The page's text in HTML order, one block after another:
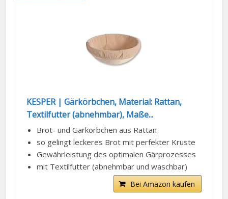
KESPER | Gärkörbchen, Material: Rattan,
Textilfutter (abnehmbar), Maße...
Brot- und Gärkörbchen aus Rattan
so gelingt leckeres Brot mit perfekter Kruste
Gewährleistung des optimalen Gärprozesses
mit Textilfutter (abnehmbar und waschbar)
Bei Amazon kaufen